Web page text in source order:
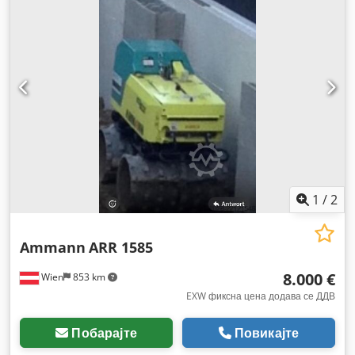
1 /2
Wien 853 km
Ammann ARR 1585
8.000 €
EXW фиксна цена додава се ДДВ
Побарајте Повикајте